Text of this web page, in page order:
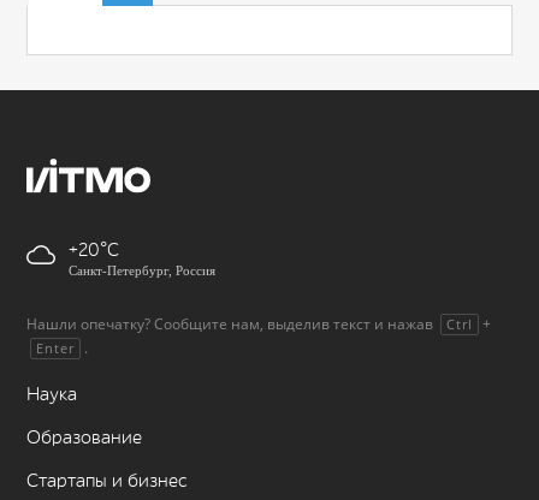
+20
Санкт-Петербург, Россия
Нашли опечатку? Сообщите нам, выделив текст и нажав Ctrl +
Enter .
Наука
Образование
Стартапы и бизнес